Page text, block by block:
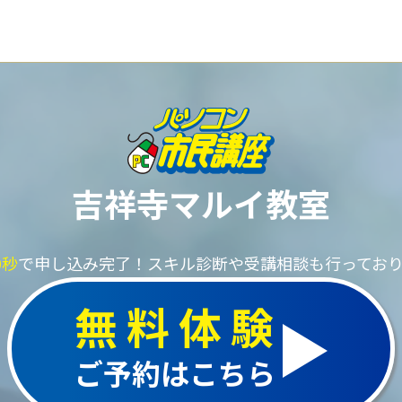
吉祥寺マルイ教室
で申し込み完了！ スキル診断や受講相談も行ってお
無料体験
ご予約はこちら